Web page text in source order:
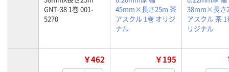
GNT-38 1巻 001-
5270
45mm×長さ25m 茶
アスクル 1巻 オリジ
ナル
38mm×長さ
アスクル 茶 1
リジナル
￥462 ￥195